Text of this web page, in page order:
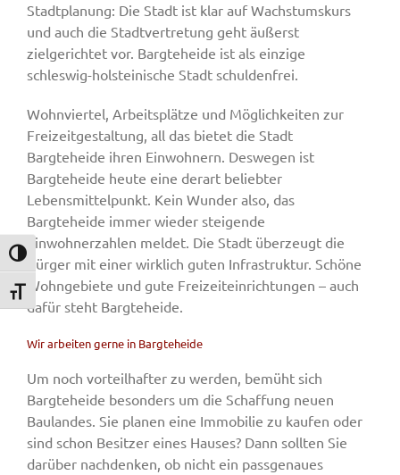
Umschalten auf hohe Kontraste
Schrift vergrößern
Stadtplanung: Die Stadt ist klar auf Wachstumskurs
und auch die Stadtvertretung geht äußerst
zielgerichtet vor. Bargteheide ist als einzige
schleswig-holsteinische Stadt schuldenfrei.
Wohnviertel, Arbeitsplätze und Möglichkeiten zur
Freizeitgestaltung, all das bietet die Stadt
Bargteheide ihren Einwohnern. Deswegen ist
Bargteheide heute eine derart beliebter
Lebensmittelpunkt. Kein Wunder also, das
Bargteheide immer wieder steigende
Einwohnerzahlen meldet. Die Stadt überzeugt die
Bürger mit einer wirklich guten Infrastruktur. Schöne
Wohngebiete und gute Freizeiteinrichtungen – auch
dafür steht Bargteheide.
Wir arbeiten gerne in Bargteheide
Um noch vorteilhafter zu werden, bemüht sich
Bargteheide besonders um die Schaffung neuen
Baulandes. Sie planen eine Immobilie zu kaufen oder
sind schon Besitzer eines Hauses? Dann sollten Sie
darüber nachdenken, ob nicht ein passgenaues